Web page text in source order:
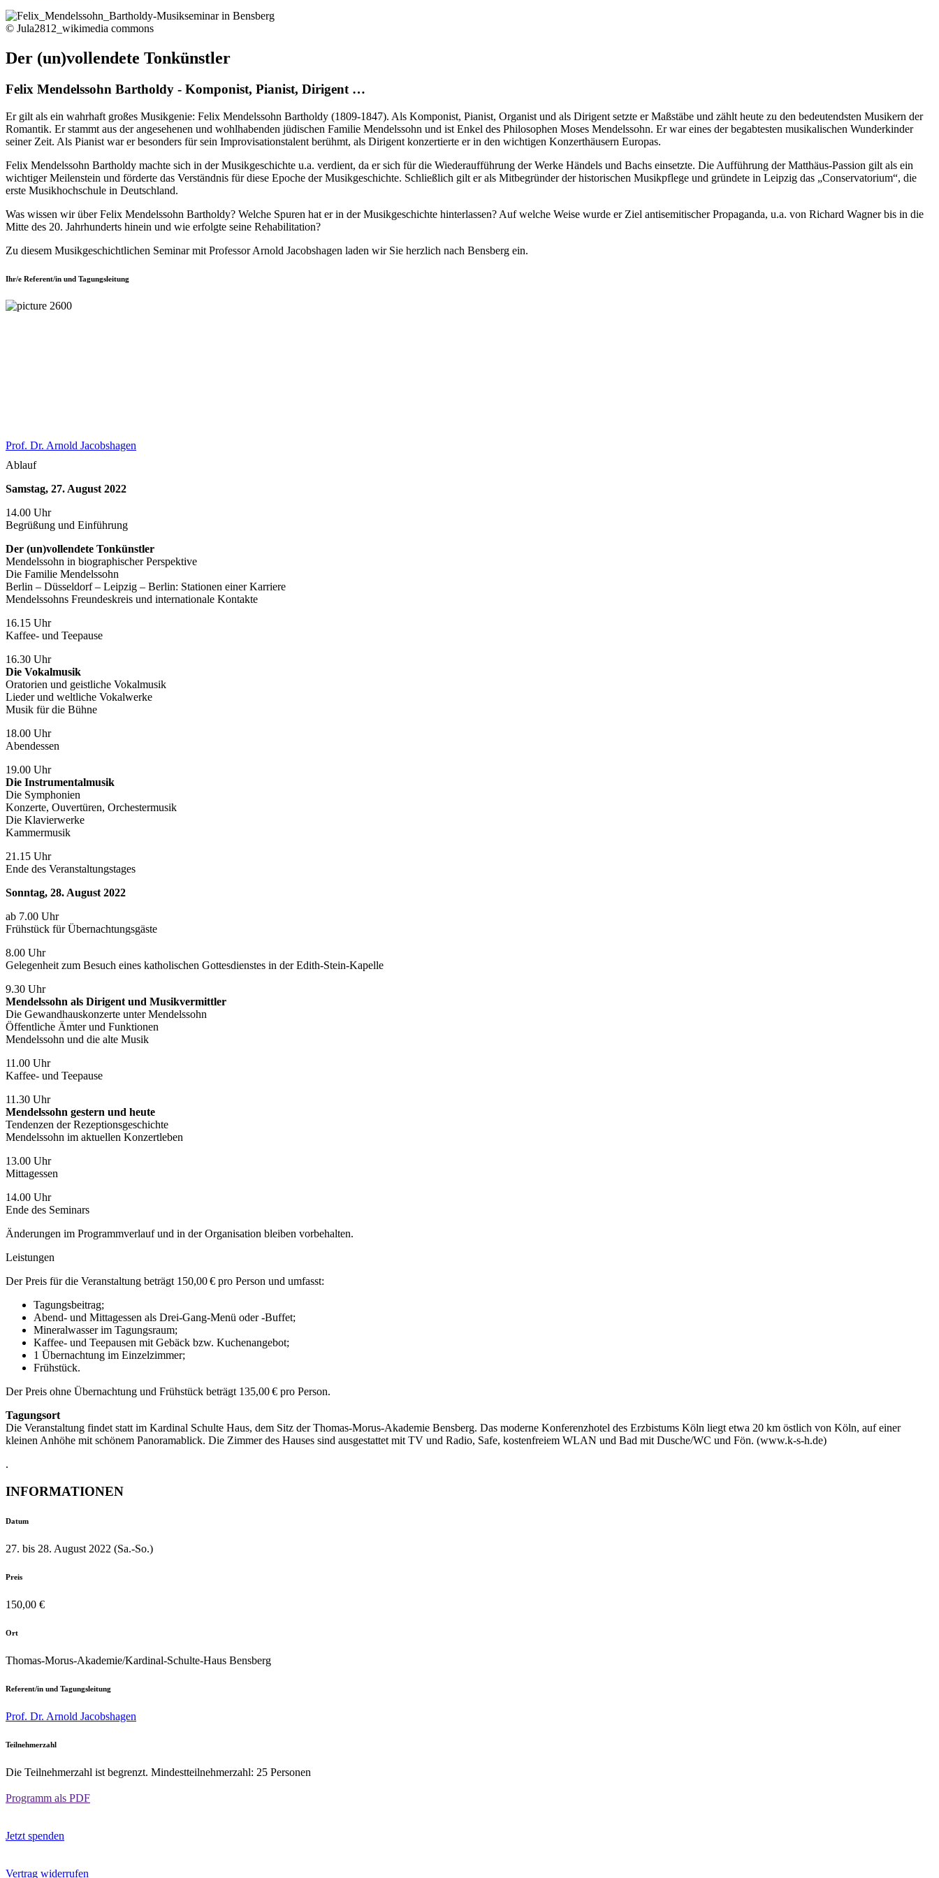
© Jula2812_wikimedia commons
Der (un)vollendete Tonkünstler
Felix Mendelssohn Bartholdy - Komponist, Pianist, Dirigent …
Er gilt als ein wahrhaft großes Musikgenie: Felix Mendelssohn Bartholdy (1809-1847). Als Komponist, Pianist, Organist und als Dirigent setzte er Maßstäbe und zählt heute zu den bedeutendsten Musikern der
Romantik. Er stammt aus der angesehenen und wohlhabenden jüdischen Familie Mendelssohn und ist Enkel des Philosophen Moses Mendelssohn. Er war eines der begabtesten musikalischen Wunderkinder
seiner Zeit. Als Pianist war er besonders für sein Improvisationstalent berühmt, als Dirigent konzertierte er in den wichtigen Konzerthäusern Europas.
Felix Mendelssohn Bartholdy machte sich in der Musikgeschichte u.a. verdient, da er sich für die Wiederaufführung der Werke Händels und Bachs einsetzte. Die Aufführung der Matthäus-Passion gilt als ein
wichtiger Meilenstein und förderte das Verständnis für diese Epoche der Musikgeschichte. Schließlich gilt er als Mitbegründer der historischen Musikpflege und gründete in Leipzig das „Conservatorium“, die
erste Musikhochschule in Deutschland.
Was wissen wir über Felix Mendelssohn Bartholdy? Welche Spuren hat er in der Musikgeschichte hinterlassen? Auf welche Weise wurde er Ziel antisemitischer Propaganda, u.a. von Richard Wagner bis in die
Mitte des 20. Jahrhunderts hinein und wie erfolgte seine Rehabilitation?
Zu diesem Musikgeschichtlichen Seminar mit Professor Arnold Jacobshagen laden wir Sie herzlich nach Bensberg ein.
Ihr/e Referent/in und Tagungsleitung
Prof. Dr. Arnold Jacobshagen
Ablauf
Samstag, 27. August 2022
14.00 Uhr
Begrüßung und Einführung
Der (un)vollendete Tonkünstler
Mendelssohn in biographischer Perspektive
Die Familie Mendelssohn
Berlin – Düsseldorf – Leipzig – Berlin: Stationen einer Karriere
Mendelssohns Freundeskreis und internationale Kontakte
16.15 Uhr
Kaffee- und Teepause
16.30 Uhr
Die Vokalmusik
Oratorien und geistliche Vokalmusik
Lieder und weltliche Vokalwerke
Musik für die Bühne
18.00 Uhr
Abendessen
19.00 Uhr
Die Instrumentalmusik
Die Symphonien
Konzerte, Ouvertüren, Orchestermusik
Die Klavierwerke
Kammermusik
21.15 Uhr
Ende des Veranstaltungstages
Sonntag, 28. August 2022
ab 7.00 Uhr
Frühstück für Übernachtungsgäste
8.00 Uhr
Gelegenheit zum Besuch eines katholischen Gottesdienstes in der Edith-Stein-Kapelle
9.30 Uhr
Mendelssohn als Dirigent und Musikvermittler
Die Gewandhauskonzerte unter Mendelssohn
Öffentliche Ämter und Funktionen
Mendelssohn und die alte Musik
11.00 Uhr
Kaffee- und Teepause
11.30 Uhr
Mendelssohn gestern und heute
Tendenzen der Rezeptionsgeschichte
Mendelssohn im aktuellen Konzertleben
13.00 Uhr
Mittagessen
14.00 Uhr
Ende des Seminars
Änderungen im Programmverlauf und in der Organisation bleiben vorbehalten.
Leistungen
Der Preis für die Veranstaltung beträgt 150,00 € pro Person und umfasst:
Tagungsbeitrag;
Abend- und Mittagessen als Drei-Gang-Menü oder -Buffet;
Mineralwasser im Tagungsraum;
Kaffee- und Teepausen mit Gebäck bzw. Kuchenangebot;
1 Übernachtung im Einzelzimmer;
Frühstück.
Der Preis ohne Übernachtung und Frühstück beträgt 135,00 € pro Person.
Tagungsort
Die Veranstaltung findet statt im Kardinal Schulte Haus, dem Sitz der Thomas-Morus-Akademie Bensberg. Das moderne Konferenzhotel des Erzbistums Köln liegt etwa 20 km östlich von Köln, auf einer
kleinen Anhöhe mit schönem Panoramablick. Die Zimmer des Hauses sind ausgestattet mit TV und Radio, Safe, kostenfreiem WLAN und Bad mit Dusche/WC und Fön. (www.k-s-h.de)
.
INFORMATIONEN
Datum
27. bis 28. August 2022 (Sa.-So.)
Preis
150,00 €
Ort
Thomas-Morus-Akademie/Kardinal-Schulte-Haus Bensberg
Referent/in und Tagungsleitung
Prof. Dr. Arnold Jacobshagen
Teilnehmerzahl
Die Teilnehmerzahl ist begrenzt. Mindestteilnehmerzahl: 25 Personen
Programm als PDF
Jetzt spenden
Vertrag widerrufen